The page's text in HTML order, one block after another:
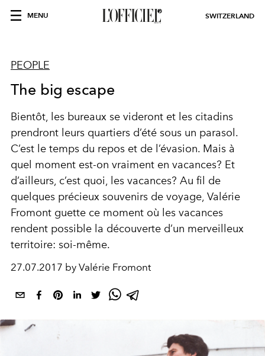
MENU SWITZERLAND
PEOPLE
The big escape
Bientôt, les bureaux se videront et les citadins
prendront leurs quartiers d’été sous un parasol.
C’est le temps du repos et de l’évasion. Mais à
quel moment est-on vraiment en vacances? Et
d’ailleurs, c’est quoi, les vacances? Au fil de
quelques précieux souvenirs de voyage, Valérie
Fromont guette ce moment où les vacances
rendent possible la découverte d’un merveilleux
territoire: soi-même.
27.07.2017 by Valérie Fromont